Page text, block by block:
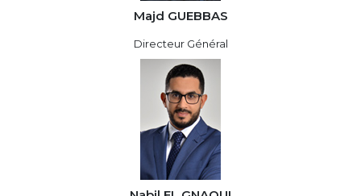
Majd GUEBBAS
Directeur Général